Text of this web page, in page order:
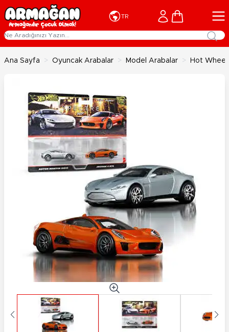
İçeriğe geç
TR Cart
Ana Sayfa > Oyuncak Arabalar > Model Arabalar > Hot